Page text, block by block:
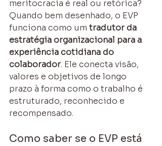
meritocracia é real ou retórica?
Quando bem desenhado, o EVP
funciona como um tradutor da
estratégia organizacional para a
experiência cotidiana do
colaborador. Ele conecta visão,
valores e objetivos de longo
prazo à forma como o trabalho é
estruturado, reconhecido e
recompensado.
Como saber se o EVP está